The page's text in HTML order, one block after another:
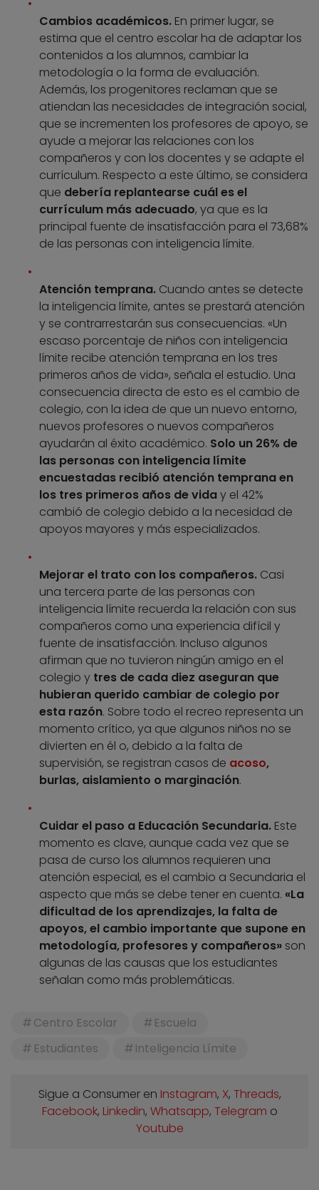
Cambios académicos. En primer lugar, se
estima que el centro escolar ha de adaptar los
contenidos a los alumnos, cambiar la
metodología o la forma de evaluación.
Además, los progenitores reclaman que se
atiendan las necesidades de integración social,
que se incrementen los profesores de apoyo, se
ayude a mejorar las relaciones con los
compañeros y con los docentes y se adapte el
currículum. Respecto a este último, se considera
que debería replantearse cuál es el
currículum más adecuado, ya que es la
principal fuente de insatisfacción para el 73,68%
de las personas con inteligencia límite.
Atención temprana. Cuando antes se detecte
la inteligencia límite, antes se prestará atención
y se contrarrestarán sus consecuencias. «Un
escaso porcentaje de niños con inteligencia
límite recibe atención temprana en los tres
primeros años de vida», señala el estudio. Una
consecuencia directa de esto es el cambio de
colegio, con la idea de que un nuevo entorno,
nuevos profesores o nuevos compañeros
ayudarán al éxito académico. Solo un 26% de
las personas con inteligencia límite
encuestadas recibió atención temprana en
los tres primeros años de viday el 42%
cambió de colegio debido a la necesidad de
apoyos mayores y más especializados.
Mejorar el trato con los compañeros. Casi
una tercera parte de las personas con
inteligencia límite recuerda la relación con sus
compañeros como una experiencia difícil y
fuente de insatisfacción. Incluso algunos
afirman que no tuvieron ningún amigo en el
colegio y tres de cada diez aseguran que
hubieran querido cambiar de colegio por
esta razón. Sobre todo el recreo representa un
momento crítico, ya que algunos niños no se
divierten en él o, debido a la falta de
supervisión, se registran casos de acoso,
burlas, aislamiento o marginación.
Cuidar el paso a Educación Secundaria. Este
momento es clave, aunque cada vez que se
pasa de curso los alumnos requieren una
atención especial, es el cambio a Secundaria el
aspecto que más se debe tener en cuenta. «La
dificultad de los aprendizajes, la falta de
apoyos, el cambio importante que supone en
metodología, profesores y compañeros» son
algunas de las causas que los estudiantes
señalan como más problemáticas.
Centro Escolar
Escuela
Estudiantes
Inteligencia Límite
Sigue a Consumer en Instagram, X, Threads,
Facebook, Linkedin, Whatsapp, Telegram o
Youtube